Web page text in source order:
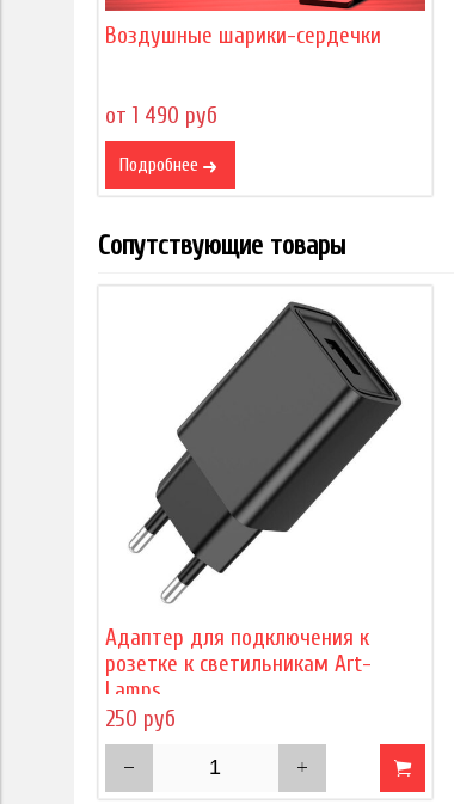
Воздушные шарики-сердечки
от 1 490 руб
Подробнее
Сопутствующие товары
Адаптер для подключения к
розетке к светильникам Art-
Lamps
250 руб